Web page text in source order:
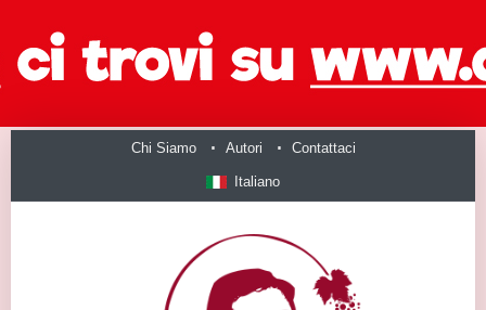
Chi Siamo Autori Contattaci
Italiano